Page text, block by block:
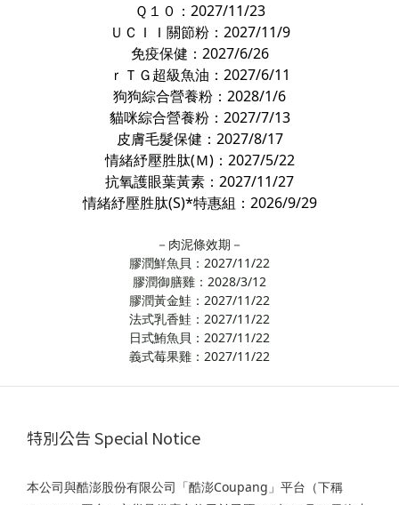
Ｑ１０：2027/11/23
ＵＣＩＩ關節粉：2027/11/9
免疫保健：2027/6/26
ｒＴＧ超級魚油：2027/6/11
狗狗綜合營養粉：2028/1/6
貓咪綜合營養粉：2027/7/13
皮膚毛髮保健：2027/8/17
情緒紓壓胜肽(Ｍ)：2027/5/22
抗氧護眼葉黃素：2027/11/27
情緒紓壓胜肽(S)*特惠組： 2026/9/29
－肉泥條效期－
膠潤鮮魚貝：2027/11/22
膠潤御膳雞：2028/3/12
膠潤黃金鮭：2027/11/22
法式乳香鮭：2027/11/22
日式鮪魚貝：2027/11/22
義式莓果雞：2027/11/22
特別公告 Special Notice
本公司與酷澎股份有限公司「酷澎Coupang」平台（下稱